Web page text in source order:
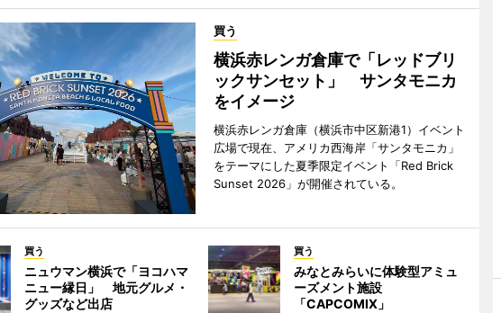
買う
横浜赤レンガ倉庫で「レッドブリ
ックサンセット」 サンタモニカ
をイメージ
横浜赤レンガ倉庫（横浜市中区新港1）イベント
広場で現在、アメリカ西海岸「サンタモニカ」
をテーマにした夏季限定イベント「Red Brick
Sunset 2026」が開催されている。
買う
ニュウマン横浜で「ヨコハマ
ニュー縁日」 地元グルメ・
グッズなど出店
買う
みなとみらいに体験型アミュ
ーズメント施設
「CAPCOMIX」